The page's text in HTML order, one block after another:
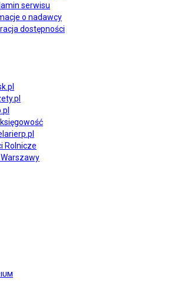
serwisu
o nadawcy
dostępności
księgowość
Rolnicze